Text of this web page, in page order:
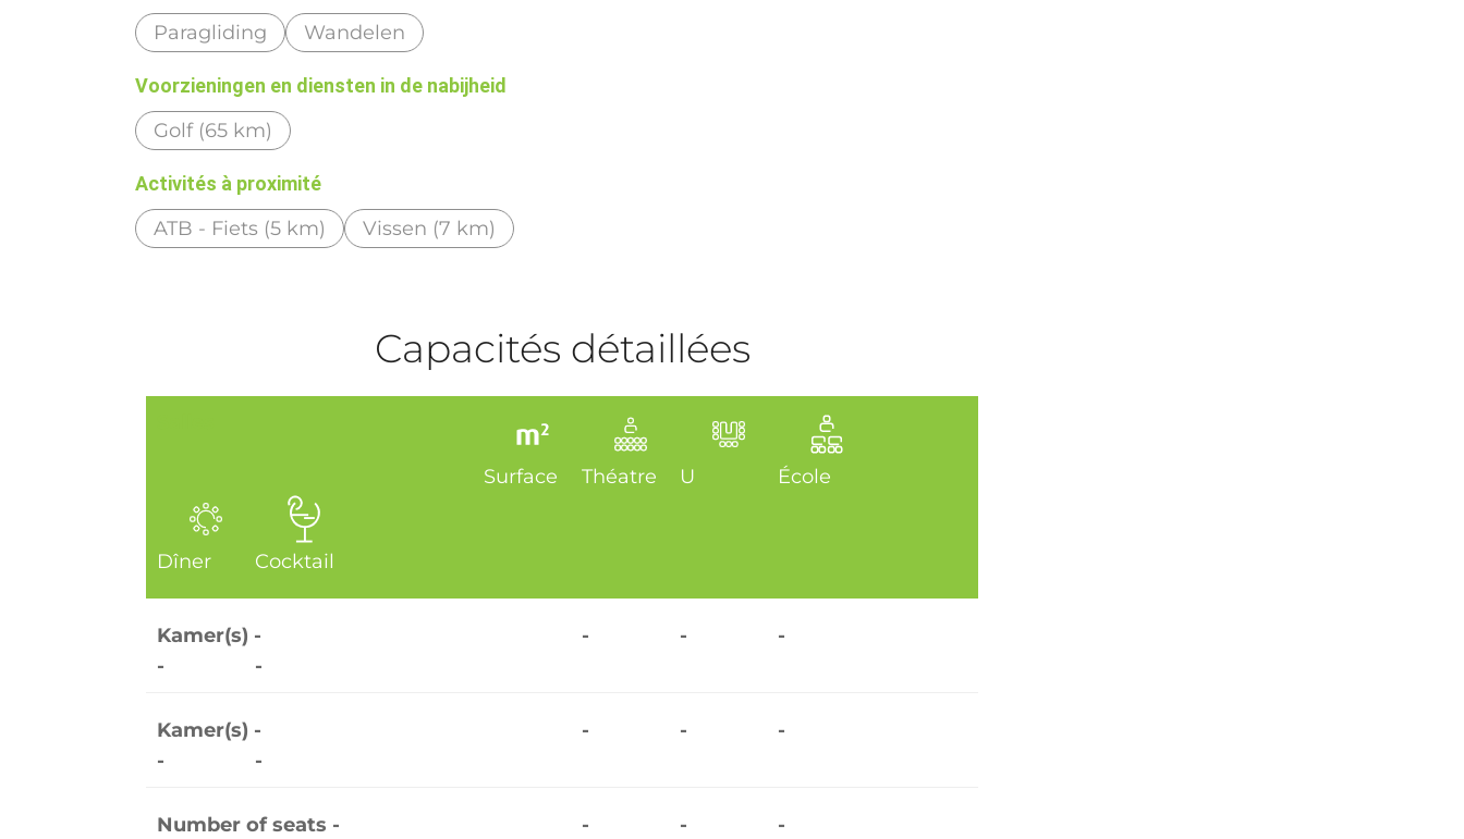
Paragliding Wandelen
Voorzieningen en diensten in de nabijheid
Golf (65 km)
Activités à proximité
ATB - Fiets (5 km) Vissen (7 km)
Capacités détaillées
Surface Théatre U École
Dîner Cocktail
Kamer(s) - - -
-
-
-
Kamer(s) - - -
-
-
-
Number of seats - - -
-